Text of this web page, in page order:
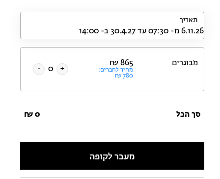
תאריך
מבוגרים 865
₪
מחיר לחברים:
780
₪
+
-
סך הכל 0
₪
מעבר לקופה